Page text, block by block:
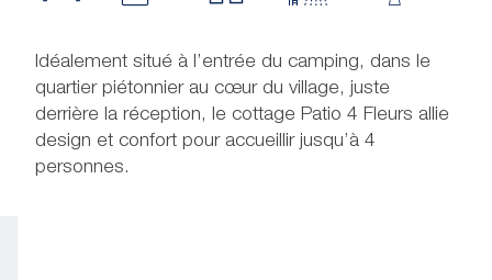
Idéalement situé à l’entrée du camping, dans le
quartier piétonnier au cœur du village, juste
derrière la réception, le cottage Patio 4 Fleurs allie
design et confort pour accueillir jusqu’à 4
personnes.